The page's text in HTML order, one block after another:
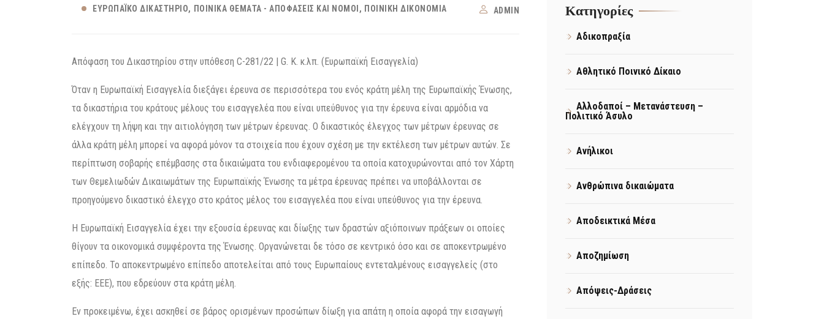
ΕΥΡΩΠΑΪΚΌ ΔΙΚΑΣΤΉΡΙΟ ΠΟΙΝΙΚΆ ΘΈΜΑΤΑ - ΑΠΟΦΆΣΕΙΣ ΚΑΙ ΝΌΜΟΙ ΠΟΙΝΙΚΉ ΔΙΚΟΝΟΜΊΑ ADMIN
Απόφαση του Δικαστηρίου στην υπόθεση C-281/22 | G. K. κ.λπ. (Ευρωπαϊκή Εισαγγελία)
Όταν η Ευρωπαϊκή Εισαγγελία διεξάγει έρευνα σε περισσότερα του ενός κράτη μέλη της Ευρωπαϊκής Ένωσης,
τα δικαστήρια του κράτους μέλους του εισαγγελέα που είναι υπεύθυνος για την έρευνα είναι αρμόδια να
ελέγχουν τη λήψη και την αιτιολόγηση των μέτρων έρευνας. Ο δικαστικός έλεγχος των μέτρων έρευνας σε
άλλα κράτη μέλη μπορεί να αφορά μόνον τα στοιχεία που έχουν σχέση με την εκτέλεση των μέτρων αυτών. Σε
περίπτωση σοβαρής επέμβασης στα δικαιώματα του ενδιαφερομένου τα οποία κατοχυρώνονται από τον Χάρτη
των Θεμελιωδών Δικαιωμάτων της Ευρωπαϊκής Ένωσης τα μέτρα έρευνας πρέπει να υποβάλλονται σε
προηγούμενο δικαστικό έλεγχο στο κράτος μέλος του εισαγγελέα που είναι υπεύθυνος για την έρευνα.
Η Ευρωπαϊκή Εισαγγελία έχει την εξουσία έρευνας και δίωξης των δραστών αξιόποινων πράξεων οι οποίες
θίγουν τα οικονομικά συμφέροντα της Ένωσης. Οργανώνεται δε τόσο σε κεντρικό όσο και σε αποκεντρωμένο
επίπεδο. Το αποκεντρωμένο επίπεδο αποτελείται από τους Ευρωπαίους εντεταλμένους εισαγγελείς (στο
εξής: ΕΕΕ), που εδρεύουν στα κράτη μέλη.
Εν προκειμένω, έχει ασκηθεί σε βάρος ορισμένων προσώπων δίωξη για απάτη η οποία αφορά την εισαγωγή
Kατηγορίες
Αδικοπραξία
Αθλητικό Ποινικό Δίκαιο
Αλλοδαποί – Μετανάστευση –
Πολιτικό Άσυλο
Ανήλικοι
Ανθρώπινα δικαιώματα
Αποδεικτικά Μέσα
Αποζημίωση
Απόψεις-Δράσεις